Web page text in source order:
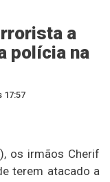
a
polícia na
17:57
os irmãos Cherif
terem atacado a